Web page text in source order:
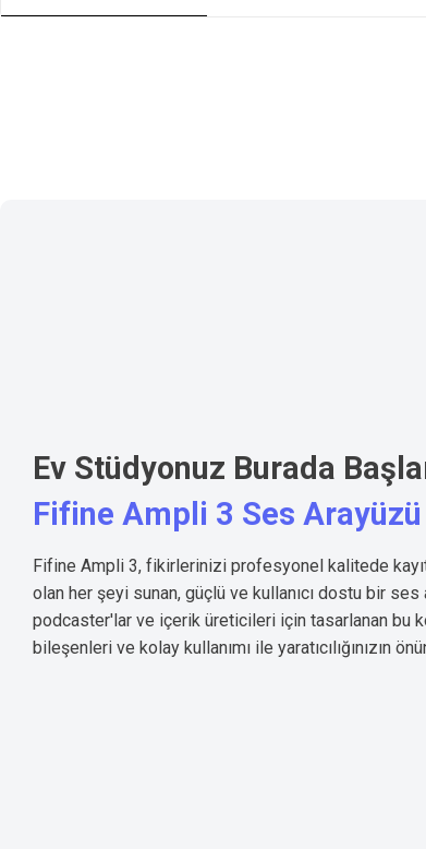
Ev Stüdyonuz Burada
Fifine Ampli 3 Ses Arayüzü
Fifine Ampli 3, fikirlerinizi profesyonel kalitede
olan her şeyi sunan, güçlü ve kullanıcı dostu bir
podcaster'lar ve içerik üreticileri için tasarlanan bu
bileşenleri ve kolay kullanımı ile yaratıcılığınızın